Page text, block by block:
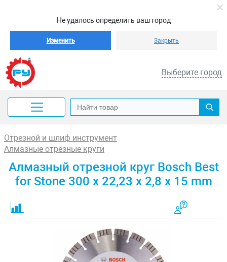
Не удалось определить ваш город
Изменить Закрыть
Выберите город
Отрезной и шлиф инструмент
Алмазные отрезные круги
Алмазный отрезной круг Bosch Best
for Stone 300 x 22,23 x 2,8 x 15 mm